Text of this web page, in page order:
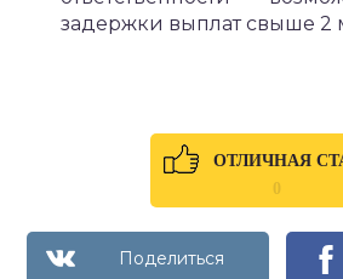
задержки выплат свыше 2
ОТЛИЧНАЯ
0